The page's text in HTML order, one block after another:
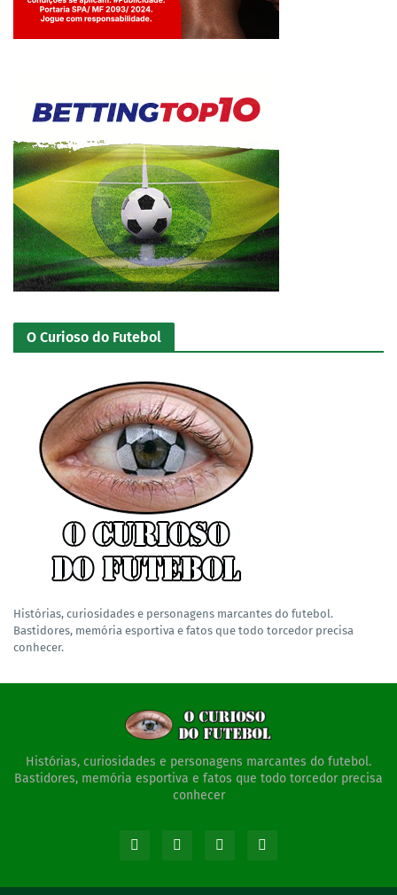
Jogue com responsabilidade. 18+
O Curioso do Futebol
Histórias, curiosidades e personagens marcantes do futebol.
Bastidores, memória esportiva e fatos que todo torcedor precisa
conhecer.
Histórias, curiosidades e personagens marcantes do futebol.
Bastidores, memória esportiva e fatos que todo torcedor precisa
conhecer